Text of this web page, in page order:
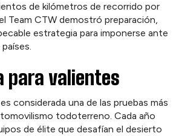
de kilómetros de recorrido por
Team CTW demostró preparación,
estrategia para imponerse ante
para valientes
considerada una de las pruebas más
todoterreno. Cada año
de élite que desafían el desierto